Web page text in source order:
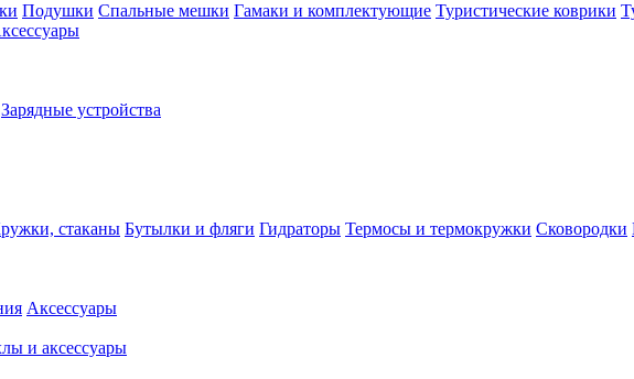
Подушки Спальные мешки Гамаки и комплектующие Туристические коврики
Зарядные устройства
стаканы Бутылки и фляги Гидраторы Термосы и термокружки Сковородки
Аксессуары
и аксессуары